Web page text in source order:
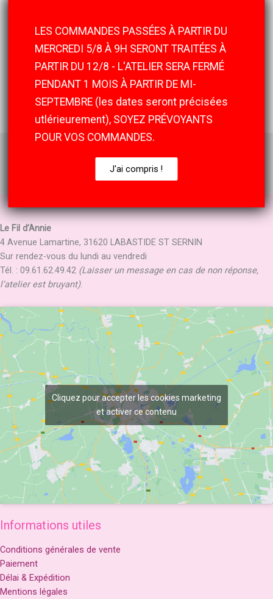
LES COMMANDES PASSÉES À PARTIR DU
MERCREDI 5/8 À 9H SERONT TRAITÉES À
PARTIR DU 12/8 - L'ATELIER SERA FERMÉ
PENDANT 1 MOIS À PARTIR DE MI-
SEPTEMBRE (les dates seront précisées
utlérieurement), SOYEZ PRÉVOYANTS
POUR VOS COMMANDES.
J'ai compris !
Annie FICHOT
Article précédent Article suivant
Le Fil d’Annie
4 Avenue Lamartine, 31620 LABASTIDE ST SERNIN
Sur rendez-vous du lundi au vendredi
Tél. : 09.61.62.49.42 (Laisser un message en cas de non réponse,
l’atelier est bruyant).
Cliquez pour accepter les cookies marketing
et activer ce contenu
Informations utiles
Conditions générales de vente
Paiement
Délai & Expédition
Mentions légales